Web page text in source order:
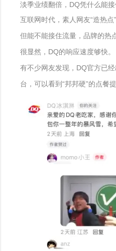
淡季业绩翻倍，DQ凭什么能接
互联网时代，素人网友“造热点
但能不能接住流量，品牌的热
很显然，DQ的响应速度够快。
有不少网友发现，DQ官方已
台，可以看到“邦邦硬”的点餐提